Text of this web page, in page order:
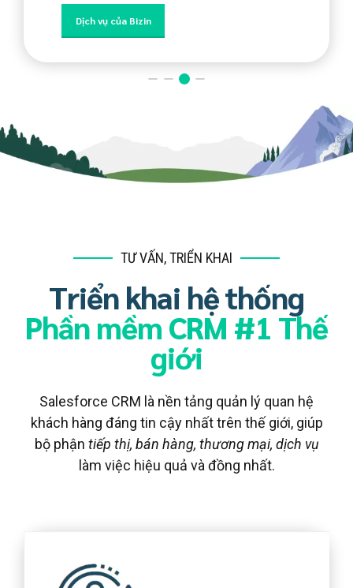
Đánh giá nhanh
World #1 CRM
Dịch vụ của Bizin
Giải pháp chuyên ngành
TƯ VẤN, TRIỂN KHAI
Triển khai hệ thống
Phần mềm CRM #1 Thế
giới
Salesforce CRM là nền tảng quản lý quan hệ
khách hàng đáng tin cậy nhất trên thế giới, giúp
bộ phận tiếp thị, bán hàng, thương mại, dịch vụ
làm việc hiệu quả và đồng nhất.